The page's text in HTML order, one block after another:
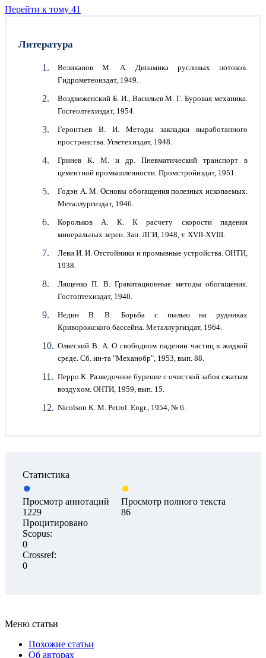
Перейти к тому 41
Литература
Великанов М. А. Динамика русловых потоков.
Гидрометеоиздат, 1949.
Воздвиженский Б. И., Васильев М. Г. Буровая механика.
Госгеолтехиздат, 1954.
Геронтьев В. И. Методы закладки выработанного
пространства. Углетехиздат, 1948.
Гринев К. М. и др. Пневматический транспорт в
цементной промышленности. Промстройиздат, 1951.
Годэн А. М. Основы обогащения полезных ископаемых.
Металлургиздат, 1946.
Корольков А. К. К расчету скорости падения
минеральных зерен. Зап. ЛГИ, 1948, т. XVII-XVIII.
Леви И. И. Отстойники и промывные устройства. ОНТИ,
1938.
Лященко П. В. Гравитационные методы обогащения.
Гостоптехиздат, 1940.
Недин В. В. Борьба с пылью на рудниках
Криворожского бассейна. Металлургиздат, 1964.
Олвеский В. А. О свободном падении частиц в жидкой
среде. Сб. ин-та "Механобр", 1953, вып. 88.
Перро К. Разведочное бурение с очисткой забоя сжатым
воздухом. ОНТИ, 1959, вып. 15.
Nicolson К. М. Petrol. Engr., 1954, № 6.
Статистика
Просмотр аннотаций
1229
Просмотр полного текста
86
Процитировано
Scopus:
0
Crossref:
0
Меню статьи
Похожие статьи
Об авторах